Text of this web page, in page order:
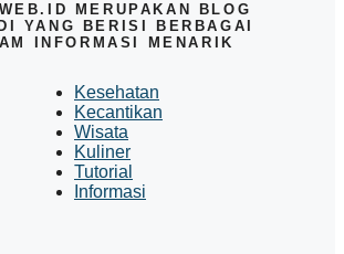
MERUPAKAN BLOG
YANG BERISI BERBAGAI
INFORMASI MENARIK
Kesehatan
Kecantikan
Wisata
Kuliner
Tutorial
Informasi